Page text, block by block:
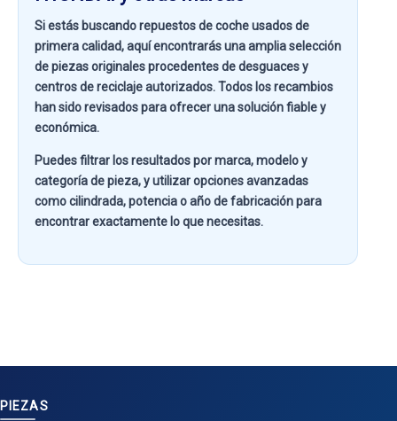
Si estás buscandorepuestos de coche usados de
primera calidad, aquí encontrarás una amplia selección
de piezas originales procedentes de desguaces y
centros de reciclaje autorizados. Todos los recambios
han sido revisados para ofrecer una solución fiable y
económica.
Puedes filtrar los resultados pormarca, modelo y
categoría de pieza, y utilizar opciones avanzadas
comocilindrada, potencia o año de fabricaciónpara
encontrar exactamente lo que necesitas.
PIEZAS